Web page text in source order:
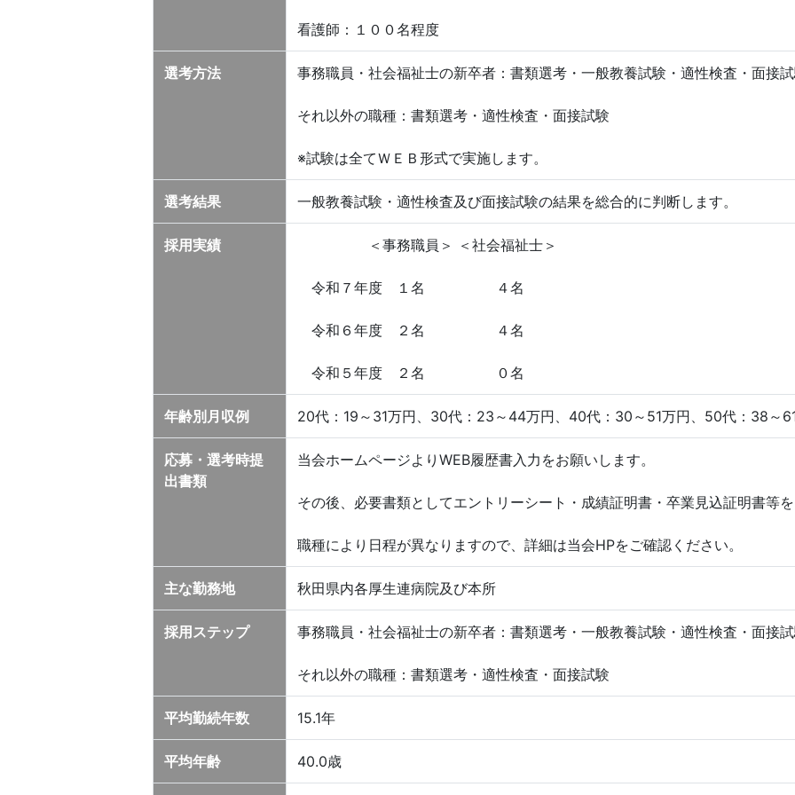
看護師：１００名程度
選考方法 事務職員・社会福祉士の新卒者：書類選考・一般教養試験・適性検査・面接
それ以外の職種：書類選考・適性検査・面接試験
※試験は全てＷＥＢ形式で実施します。
選考結果 一般教養試験・適性検査及び面接試験の結果を総合的に判断します。
採用実績 ＜事務職員＞ ＜社会福祉士＞
令和７年度 １名 ４名
令和６年度 ２名 ４名
令和５年度 ２名 ０名
年齢別月収例 20代：19～31万円、30代：23～44万円、40代：30～51万円、50代：38～
応募・選考時提
出書類
当会ホームページよりWEB履歴書入力をお願いします。
その後、必要書類としてエントリーシート・成績証明書・卒業見込証明書等
職種により日程が異なりますので、詳細は当会HPをご確認ください。
主な勤務地 秋田県内各厚生連病院及び本所
採用ステップ 事務職員・社会福祉士の新卒者：書類選考・一般教養試験・適性検査・面接
それ以外の職種：書類選考・適性検査・面接試験
平均勤続年数 15.1年
平均年齢 40.0歳